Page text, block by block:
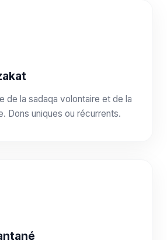
de la sadaqa volontaire et de la
Dons uniques ou récurrents.